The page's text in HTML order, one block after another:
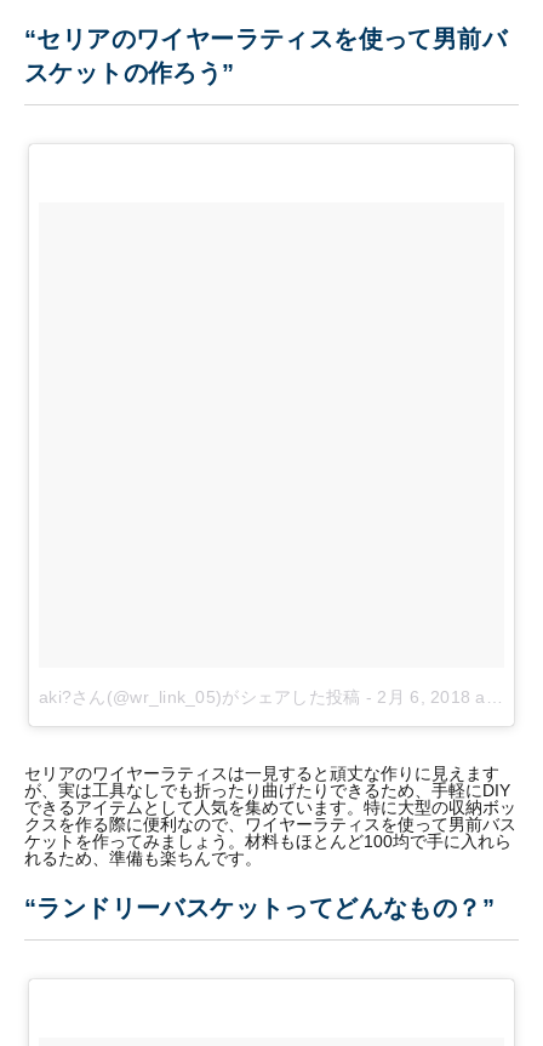
“セリアのワイヤーラティスを使って男前バ
スケットの作ろう”
aki?さん(@wr_link_05)がシェアした投稿 - 2月 6, 2018 at 12:04午前 PST
セリアのワイヤーラティスは一見すると頑丈な作りに見えます
が、実は工具なしでも折ったり曲げたりできるため、手軽にDIY
できるアイテムとして人気を集めています。特に大型の収納ボッ
クスを作る際に便利なので、ワイヤーラティスを使って男前バス
ケットを作ってみましょう。材料もほとんど100均で手に入れら
れるため、準備も楽ちんです。
“ランドリーバスケットってどんなもの？”